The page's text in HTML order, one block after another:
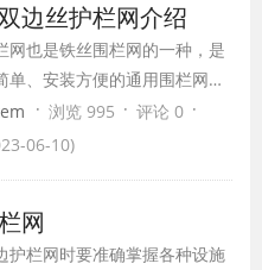
边丝护栏网介绍
网也是铁丝围栏网的一种，是
单、安装方便的通用围栏网产
采用优质低碳冷拉钢丝焊接而
、喷涂、浸塑等表面处理工艺
· 浏览 995 · 评论 0 ·
06-10)
网
护栏网时要准确掌握各种设施